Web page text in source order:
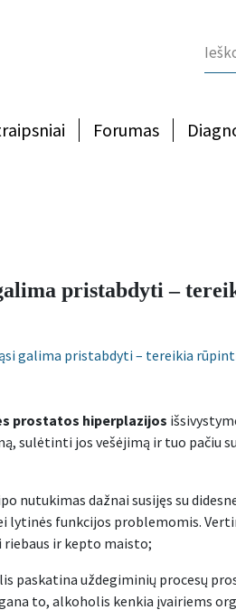
Forumas
pristabdyti –
galima pristabdyti – tereikia
prostatos hiperplazijos
sulėtinti jos vešėjimą ir tuo pačiu
nutukimas dažnai susijęs su
funkcijos problemomis.
ir kepto maisto;
paskatina uždegiminių procesų
to, alkoholis kenkia įvairiems